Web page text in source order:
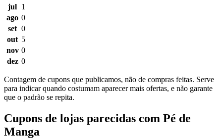
jul 1
ago 0
set 0
out 5
nov 0
dez 0
Contagem de cupons que publicamos, não de compras feitas. Serve
para indicar quando costumam aparecer mais ofertas, e não garante
que o padrão se repita.
Cupons de lojas parecidas com Pé de
Manga